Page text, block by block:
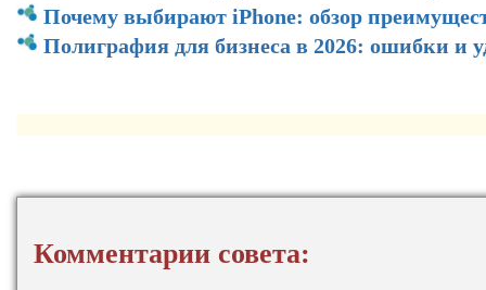
Почему выбирают iPhone: обзор
Полиграфия для бизнеса в 2026: ошибки и
Комментарии совета: